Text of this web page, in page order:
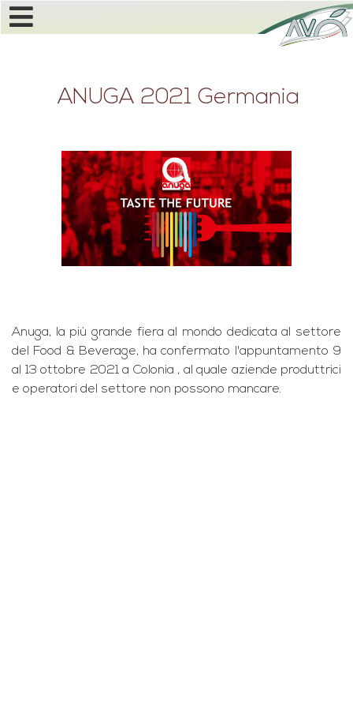
ANUGA 2021 Germania
Anuga, la più grande fiera al mondo dedicata al settore
del Food & Beverage, ha confermato l'appuntamento 9
al 13 ottobre 2021 a Colonia , al quale aziende produttrici
e operatori del settore non possono mancare.